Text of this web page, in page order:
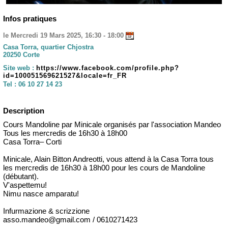
Infos pratiques
le Mercredi 19 Mars 2025, 16:30 - 18:00
Casa Torra, quartier Chjostra
20250 Corte
Site web : https://www.facebook.com/profile.php?
id=100051569621527&locale=fr_FR
Tel : 06 10 27 14 23
Description
Cours Mandoline par Minicale organisés par l'association Mandeo
Tous les mercredis de 16h30 à 18h00
Casa Torra– Corti
Minicale, Alain Bitton Andreotti, vous attend à la Casa Torra tous
les mercredis de 16h30 à 18h00 pour les cours de Mandoline
(débutant).
V'aspettemu!
Nimu nasce amparatu!
Infurmazione & scrizzione
asso.mandeo@gmail.com / 0610271423